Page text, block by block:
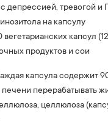
депрессией, тревогой
на капсулу
капсул
продуктов и сои
капсула содержит
печени перерабатывать
целлюлоза